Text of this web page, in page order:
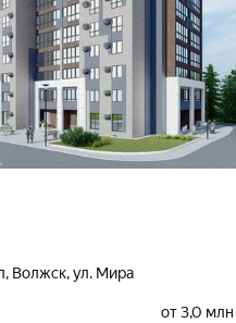
Волжск, ул. Мира
от 3,0 млн